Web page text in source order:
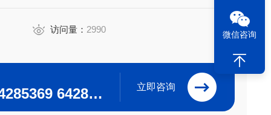
访问量： 2990
0371-64280063 64285369 64285222 立即咨询
微信咨询